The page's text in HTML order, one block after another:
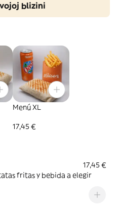
blizini
Menú XL
17,45 €
17,45 €
fritas y bebida a elegir